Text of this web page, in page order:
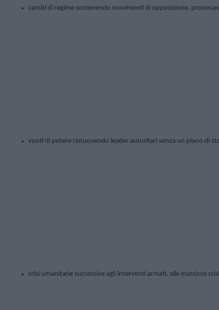
cambi di regime sostenendo movimenti di opposizione,
vuoti di potere rimuovendo leader autoritari senza un piano di
crisi umanitarie successive agli interventi armati, alle massicce